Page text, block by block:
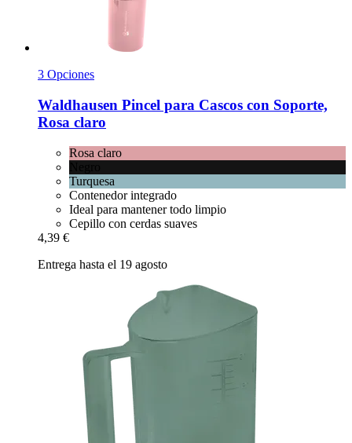
3 Opciones
Waldhausen Pincel para Cascos con Soporte,
Rosa claro
Rosa claro
Turquesa
Contenedor integrado
Ideal para mantener todo limpio
Cepillo con cerdas suaves
4,39 €
Entrega hasta el 19 agosto